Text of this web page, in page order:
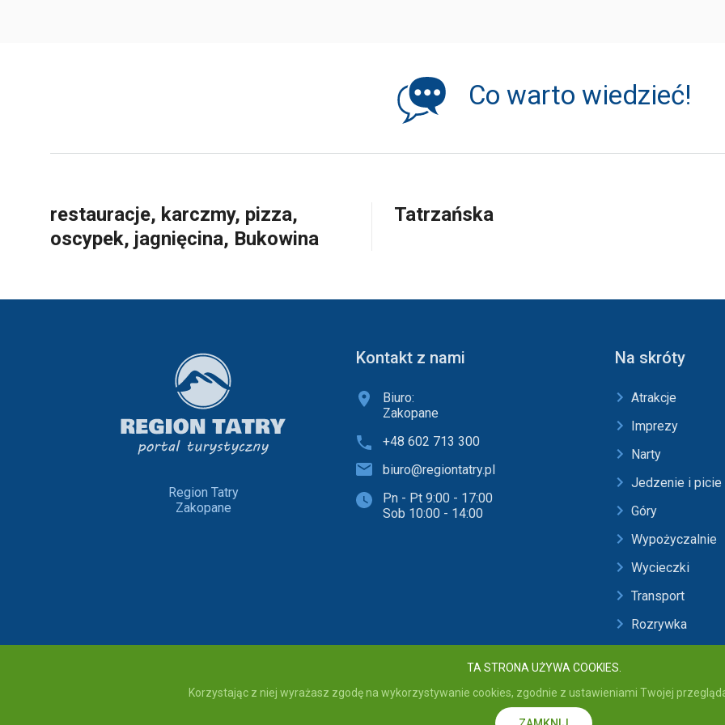
Co warto wiedzieć!
restauracje, karczmy, pizza,
oscypek, jagnięcina, Bukowina
Tatrzańska
Region Tatry
Zakopane
Kontakt z nami
Biuro:
Zakopane
+48 602 713 300
biuro@regiontatry.pl
Pn - Pt 9:00 - 17:00
Sob 10:00 - 14:00
Na skróty
Atrakcje
Imprezy
Narty
Jedzenie i picie
Góry
Wypożyczalnie
Wycieczki
Transport
Rozrywka
TA STRONA UŻYWA COOKIES.
Korzystając z niej wyrażasz zgodę na wykorzystywanie cookies, zgodnie z ustawieniami Twojej